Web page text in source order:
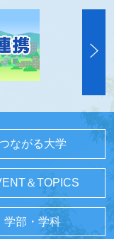
ながる大学
＆TOPICS
学部・学科